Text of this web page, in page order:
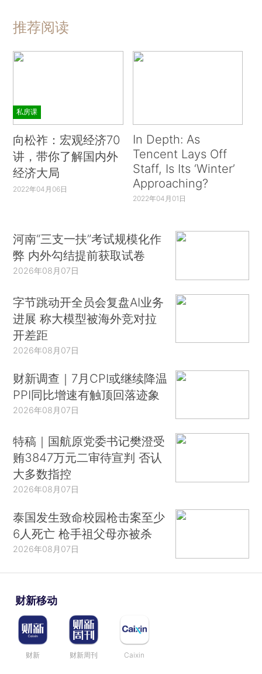
推荐阅读
私房课
向松祚：宏观经济70
讲，带你了解国内外
经济大局
2022年04月06日
In Depth: As
Tencent Lays Off
Staff, Is Its ‘Winter’
Approaching?
2022年04月01日
河南“三支一扶”考试规模化作
弊 内外勾结提前获取试卷
2026年08月07日
字节跳动开全员会复盘AI业务
进展 称大模型被海外竞对拉
开差距
2026年08月07日
财新调查｜7月CPI或继续降温
PPI同比增速有触顶回落迹象
2026年08月07日
特稿｜国航原党委书记樊澄受
贿3847万元二审待宣判 否认
大多数指控
2026年08月07日
泰国发生致命校园枪击案至少
6人死亡 枪手祖父母亦被杀
2026年08月07日
财新移动
财新 财新周刊 Caixin